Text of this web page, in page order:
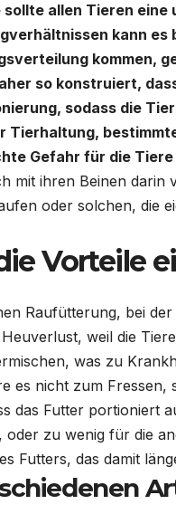
sollte allen Tieren eine
kann es
kommen,
so konstruiert,
sodass die
Tierhaltung,
Gefahr für die
mit ihren Beinen
oder solchen, die
Vorteile
Raufütterung, bei
Heuverlust, weil die
was zu
es nicht zum
das Futter portioniert
zu wenig für die
Futters, das damit